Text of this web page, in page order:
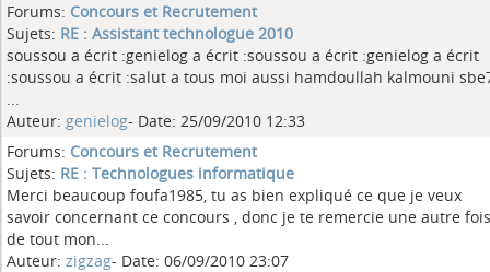
Forums: Concours et Recrutement
Sujets: RE : Assistant technologue 2010
soussou a écrit :genielog a écrit :soussou a écrit :genielog a écrit
:soussou a écrit :salut a tous moi aussi hamdoullah kalmouni
...
Auteur: genielog- Date: 25/09/2010 12:33
Forums: Concours et Recrutement
Sujets: RE : Technologues informatique
Merci beaucoup foufa1985, tu as bien expliqué ce que je veux
savoir concernant ce concours , donc je te remercie une autre fois
de tout mon...
Auteur: zigzag- Date: 06/09/2010 23:07